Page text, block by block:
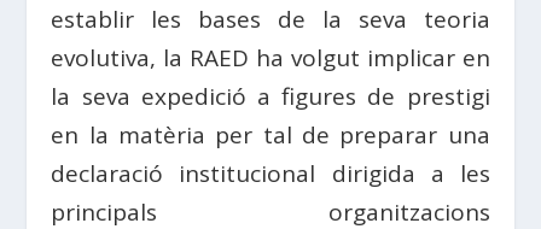
establir les bases de la seva teoria
evolutiva, la RAED ha volgut implicar en
la seva expedició a figures de prestigi
en la matèria per tal de preparar una
declaració institucional dirigida a les
principals organitzacions